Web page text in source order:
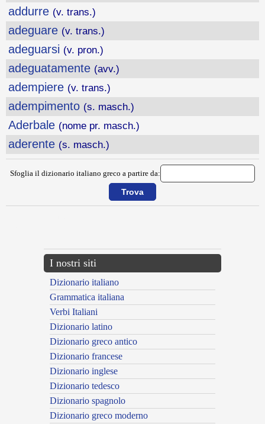
addurre (v. trans.)
adeguare (v. trans.)
adeguarsi (v. pron.)
adeguatamente (avv.)
adempiere (v. trans.)
adempimento (s. masch.)
Aderbale (nome pr. masch.)
aderente (s. masch.)
Sfoglia il dizionario italiano greco a partire da:
I nostri siti
Dizionario italiano
Grammatica italiana
Verbi Italiani
Dizionario latino
Dizionario greco antico
Dizionario francese
Dizionario inglese
Dizionario tedesco
Dizionario spagnolo
Dizionario greco moderno